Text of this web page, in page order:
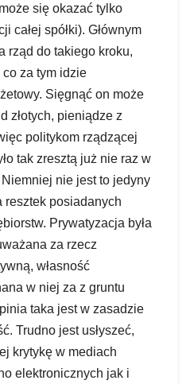
się okazać tylko
całej spółki). Głównym
rząd do takiego kroku,
za tym idzie
Sięgnąć on może
złotych, pieniądze z
politykom rządzącej
tak zresztą już nie raz w
nie jest to jedyny
resztek posiadanych
Prywatyzacja była
za rzecz
własność
w niej za z gruntu
taka jest w zasadzie
Trudno jest usłyszeć,
krytykę w mediach
elektronicznych jak i